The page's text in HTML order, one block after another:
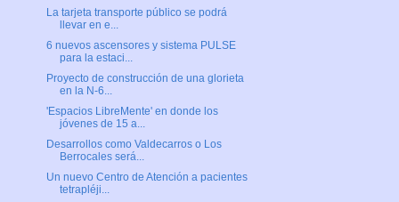
La tarjeta transporte público se podrá
llevar en e...
6 nuevos ascensores y sistema PULSE
para la estaci...
Proyecto de construcción de una glorieta
en la N-6...
'Espacios LibreMente' en donde los
jóvenes de 15 a...
Desarrollos como Valdecarros o Los
Berrocales será...
Un nuevo Centro de Atención a pacientes
tetrapléji...